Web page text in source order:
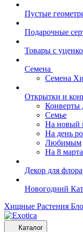
Пустые
Подарочные
Товары с
Семена
Семена
Открытки и
Конверты
Семье
На новый
На день
Любимым
На 8 марта
Декор для
Новогодний
Хищные Растения
Каталог